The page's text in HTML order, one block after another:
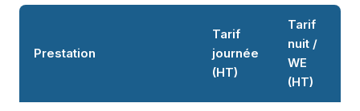
Prestation
Tarif
journée
(HT)
Tarif
nuit /
WE
(HT)